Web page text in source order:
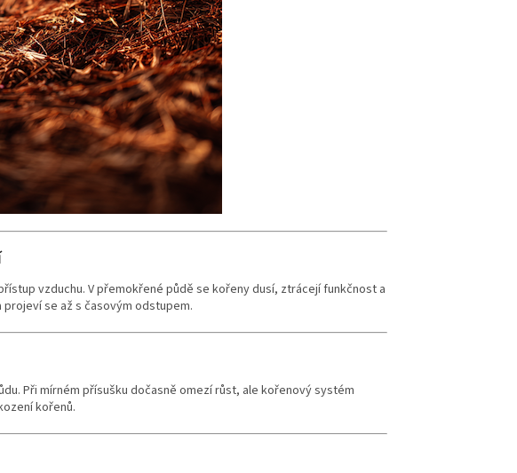
vzduchu. V přemokřené půdě se kořeny dusí, ztrácejí funkčnost a
se až s časovým odstupem.
Při mírném přísušku dočasně omezí růst, ale kořenový systém
kořenů.